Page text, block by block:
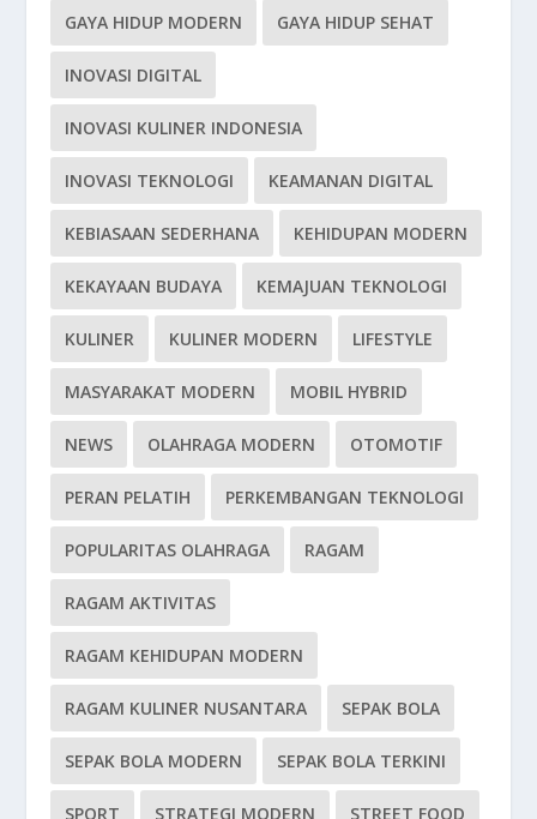
GAYA HIDUP MODERN GAYA HIDUP SEHAT
INOVASI DIGITAL
INOVASI KULINER INDONESIA
INOVASI TEKNOLOGI KEAMANAN DIGITAL
KEBIASAAN SEDERHANA KEHIDUPAN MODERN
KEKAYAAN BUDAYA KEMAJUAN TEKNOLOGI
KULINER KULINER MODERN LIFESTYLE
MASYARAKAT MODERN MOBIL HYBRID
NEWS OLAHRAGA MODERN OTOMOTIF
PERAN PELATIH PERKEMBANGAN TEKNOLOGI
POPULARITAS OLAHRAGA RAGAM
RAGAM AKTIVITAS
RAGAM KEHIDUPAN MODERN
RAGAM KULINER NUSANTARA SEPAK BOLA
SEPAK BOLA MODERN SEPAK BOLA TERKINI
SPORT STRATEGI MODERN STREET FOOD